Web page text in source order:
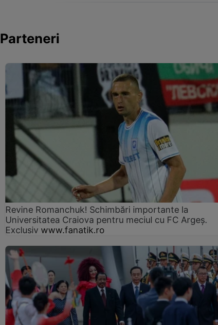
Parteneri
Revine Romanchuk! Schimbări importante la
Universitatea Craiova pentru meciul cu FC Argeş.
Exclusiv www.fanatik.ro